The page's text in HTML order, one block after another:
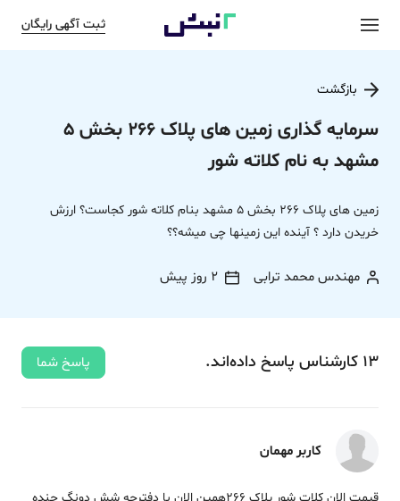
ثبت آگهی رایگان
بازگشت
سرمایه گذاری زمین های پلاک 266 بخش 5
مشهد به نام کلاته شور
زمین های پلاک 266 بخش 5 مشهد بنام کلاته شور کجاست؟ ارزش
خریدن دارد ؟ آینده این زمینها چی میشه؟؟
مهندس محمد ترابی 2 روز پیش
13 کارشناس پاسخ داده‌اند. پاسخ شما
کاربر مهمان